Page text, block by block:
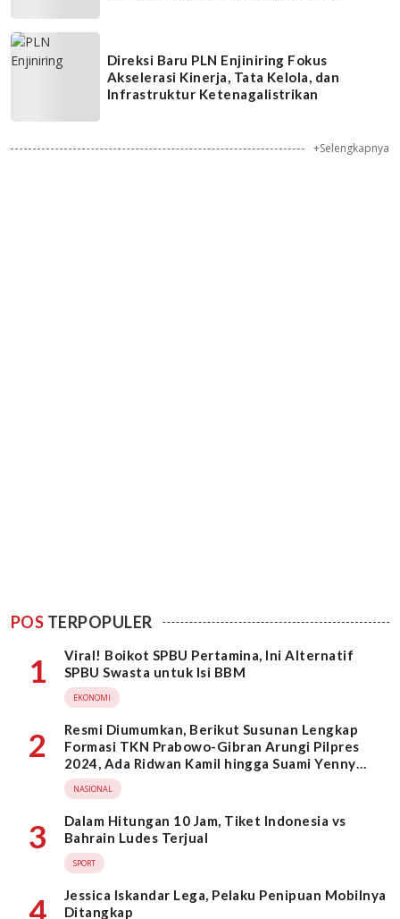
Direksi Baru PLN Enjiniring Fokus
Akselerasi Kinerja, Tata Kelola, dan
Infrastruktur Ketenagalistrikan
+Selengkapnya
POS TERPOPULER
1
Viral! Boikot SPBU Pertamina, Ini Alternatif
SPBU Swasta untuk Isi BBM
EKONOMI
2
Resmi Diumumkan, Berikut Susunan Lengkap
Formasi TKN Prabowo-Gibran Arungi Pilpres
2024, Ada Ridwan Kamil hingga Suami Yenny
Wahid
NASIONAL
3
Dalam Hitungan 10 Jam, Tiket Indonesia vs
Bahrain Ludes Terjual
SPORT
4
Jessica Iskandar Lega, Pelaku Penipuan Mobilnya
Ditangkap